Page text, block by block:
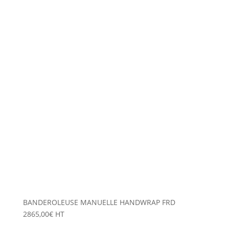
BANDEROLEUSE MANUELLE HANDWRAP FRD
2865,00€ HT